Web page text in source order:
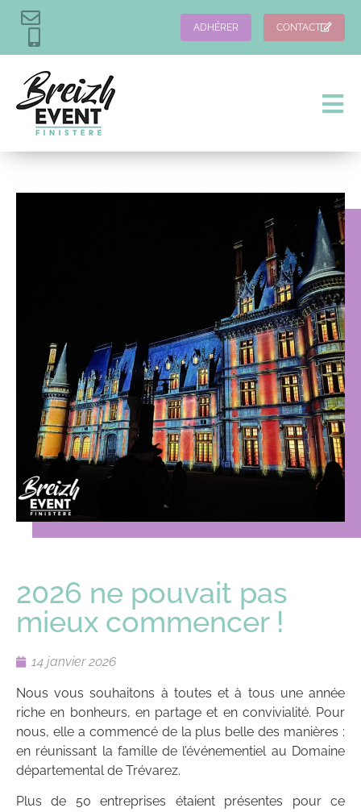
ADHÉRER CONTACT
2026 ne pouvait pas
mieux commencer !
14 janvier 2026
Nous vous souhaitons à toutes et à tous une année
riche en bonheurs, en partage et en convivialité. Pour
nous, elle a commencé de la plus belle des manières :
en réunissant la famille de l’événementiel au Domaine
départemental de Trévarez.
Plus de 50 entreprises étaient présentes pour ce